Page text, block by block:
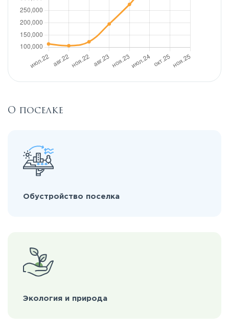
О поселке
Обустройство поселка
Экология и природа